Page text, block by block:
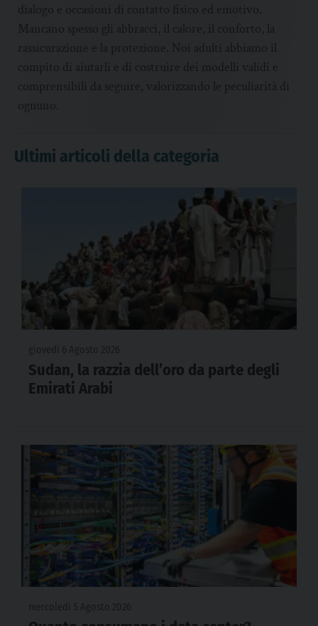
dialogo e occasioni di contatto fisico ed emotivo.
Mancano spesso gli abbracci, il calore, il conforto, la
rassicurazione e la protezione. Noi adulti abbiamo il
compito di aiutarli e di costruire dei modelli validi e
comprensibili da seguire, valorizzando le peculiarità di
ognuno.
Ultimi articoli della categoria
Sudan, la razzia dell’oro da parte degli
Emirati Arabi